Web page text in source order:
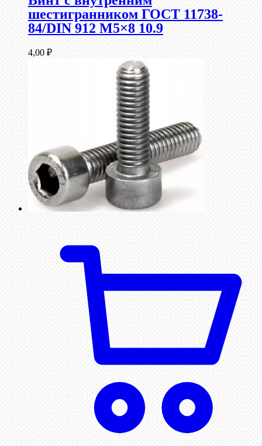
шестигранником ГОСТ 11738-
84/DIN 912 М5×8 10.9
4,00 ₽